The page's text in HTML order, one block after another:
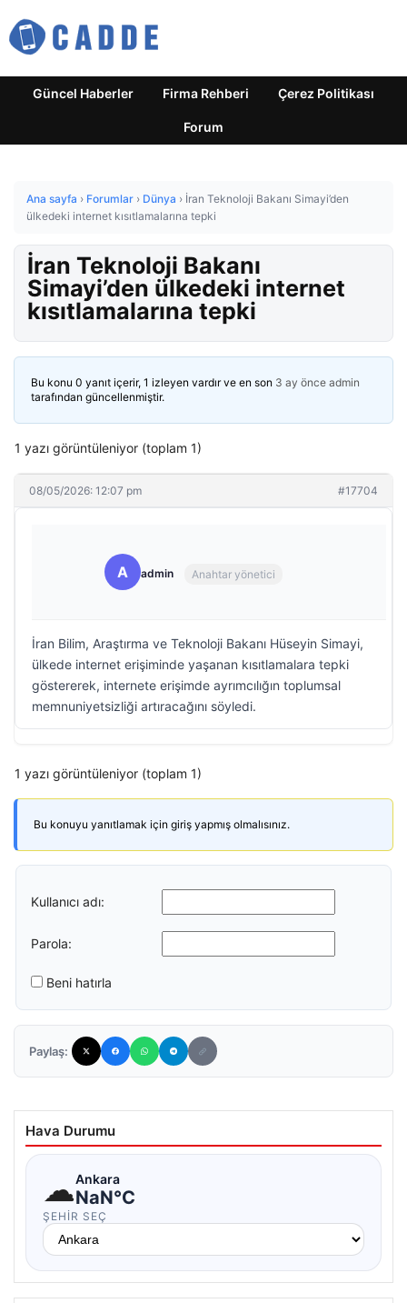
Güncel Haberler Firma Rehberi Çerez Politikası
Forum
Ana sayfa › Forumlar › Dünya › İran Teknoloji Bakanı Simayi’den
ülkedeki internet kısıtlamalarına tepki
İran Teknoloji Bakanı
Simayi’den ülkedeki internet
kısıtlamalarına tepki
Bu konu 0 yanıt içerir, 1 izleyen vardır ve en son 3 ay önce admin
tarafından güncellenmiştir.
1 yazı görüntüleniyor (toplam 1)
08/05/2026: 12:07 pm #17704
A admin Anahtar yönetici
İran Bilim, Araştırma ve Teknoloji Bakanı Hüseyin Simayi,
ülkede internet erişiminde yaşanan kısıtlamalara tepki
göstererek, internete erişimde ayrımcılığın toplumsal
memnuniyetsizliği artıracağını söyledi.
1 yazı görüntüleniyor (toplam 1)
Bu konuyu yanıtlamak için giriş yapmış olmalısınız.
Kullanıcı adı:
Parola:
Beni hatırla
Paylaş:
Hava Durumu
☁Ankara
NaN°C
ŞEHIR SEÇ